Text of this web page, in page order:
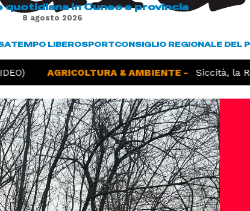
quotidiana in Cuneo e provincia
8 agosto 2026
TEMPO LIBEROSPORTCONSIGLIO REGIONALE DEL
AGRICOLTURA & AMBIENTE - Siccità, la